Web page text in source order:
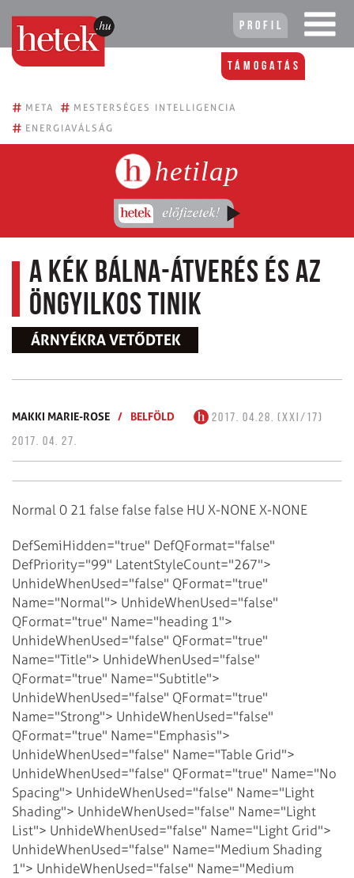
Profil
Támogatás
# META # MESTERSÉGES INTELLIGENCIA
# ENERGIAVÁLSÁG
hetilap
A Kék bálna-átverés és az
öngyilkos tinik
ÁRNYÉKRA VETŐDTEK
MAKKI MARIE-ROSE / BELFÖLD
2017. 04.28. (XXI/17)
2017. 04. 27.
Normal 0 21 false false false HU X-NONE X-NONE
DefSemiHidden="true" DefQFormat="false"
DefPriority="99" LatentStyleCount="267">
UnhideWhenUsed="false" QFormat="true"
Name="Normal"> UnhideWhenUsed="false"
QFormat="true" Name="heading 1">
UnhideWhenUsed="false" QFormat="true"
Name="Title"> UnhideWhenUsed="false"
QFormat="true" Name="Subtitle">
UnhideWhenUsed="false" QFormat="true"
Name="Strong"> UnhideWhenUsed="false"
QFormat="true" Name="Emphasis">
UnhideWhenUsed="false" Name="Table Grid">
UnhideWhenUsed="false" QFormat="true" Name="No
Spacing"> UnhideWhenUsed="false" Name="Light
Shading"> UnhideWhenUsed="false" Name="Light
List"> UnhideWhenUsed="false" Name="Light Grid">
UnhideWhenUsed="false" Name="Medium Shading
1"> UnhideWhenUsed="false" Name="Medium